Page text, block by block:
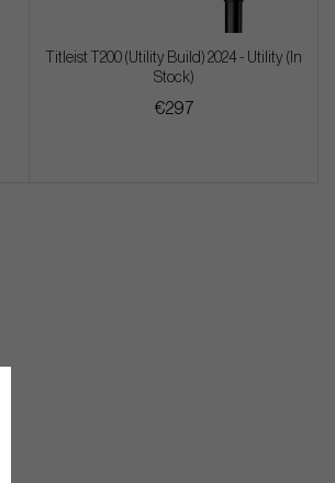
Titleist T200 (Utility Build) 2024 - Utility (In
Stock)
€297